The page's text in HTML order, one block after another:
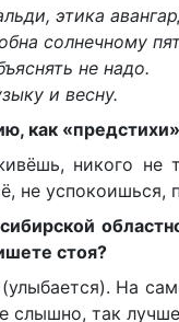
этика
солнечному
не надо.
и весну.
как
никого не
не успокоишься,
стоя?
На
слышно, так